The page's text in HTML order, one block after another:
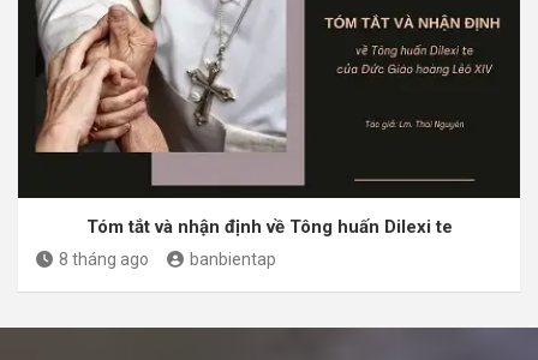
Tóm tắt và nhận định về Tông huấn Dilexi te
8 tháng ago banbientap